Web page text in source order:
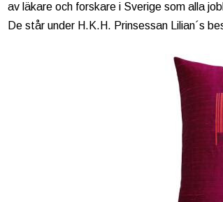
av läkare och forskare i Sverige som alla
De står under H.K.H. Prinsessan Lilian´s